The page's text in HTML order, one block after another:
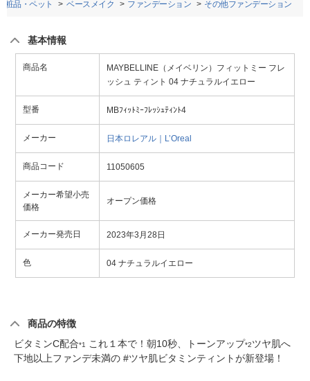
粧品・ペット ベースメイク ファンデーション その他ファンデーション
基本情報
商品名
MAYBELLINE（メイベリン）フィットミー フレ
ッシュ ティント 04 ナチュラルイエロー
型番 MBﾌｨｯﾄﾐｰﾌﾚｯｼｭﾃｨﾝﾄ4
メーカー 日本ロレアル｜L’Oreal
商品コード 11050605
メーカー希望小売
価格
オープン価格
メーカー発売日 2023年3月28日
色 04 ナチュラルイエロー
商品の特徴
ビタミンC配合*1 これ１本で！朝10秒、トーンアップ*2ツヤ肌へ
下地以上ファンデ未満の #ツヤ肌ビタミンティントが新登場！